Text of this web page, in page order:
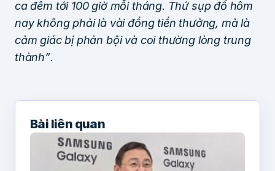
ca đêm tới 100 giờ mỗi tháng. Thứ sụp đổ hôm
nay không phải là vài đồng tiền thưởng, mà là
cảm giác bị phản bội và coi thường lòng trung
thành”.
Bài liên quan